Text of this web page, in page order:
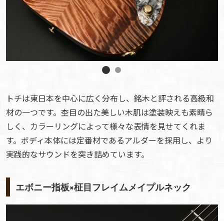
トチは東日本を中心に広く分布し、銘木と評される高級和
材の一つです。杢目の出た美しい木肌は塗装映えも素晴ら
しく、カラーリングによって様々な表情を見せてくれま
す。ボディ本体には定番材であるアルダーを採用し、より
実践的なサウンドを突き詰めています。
エボニー指板×柾目フレイムメイプルネック